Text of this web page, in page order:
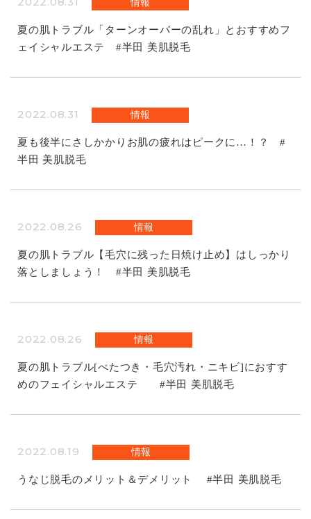
情報
夏の肌トラブル「ターンオーバーの乱れ」とおすすめフ
ェイシャルエステ #半田 美肌脱毛
2022.08.31 情報
夏も後半にさしかかりお肌の疲れはピークに…！？ #
半田 美肌脱毛
2022.08.26 情報
夏の肌トラブル【毛穴に残った日焼け止め】はしっかり
落としましょう！ #半田 美肌脱毛
2022.08.26 情報
夏の肌トラブル[べたつき・毛穴汚れ・ニキビ]におすす
めのフェイシャルエステ #半田 美肌脱毛
2022.08.19 情報
うなじ脱毛のメリット＆デメリット #半田 美肌脱毛